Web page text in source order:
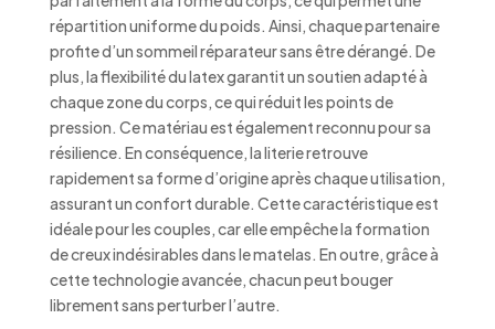
répartition uniforme du poids. Ainsi, chaque partenaire
profite d’un sommeil réparateur sans être dérangé. De
plus, la flexibilité du latex garantit un soutien adapté à
chaque zone du corps, ce qui réduit les points de
pression. Ce matériau est également reconnu pour sa
résilience. En conséquence, la literie retrouve
rapidement sa forme d’origine après chaque utilisation,
assurant un confort durable. Cette caractéristique est
idéale pour les couples, car elle empêche la formation
de creux indésirables dans le matelas. En outre, grâce à
cette technologie avancée, chacun peut bouger
librement sans perturber l’autre.